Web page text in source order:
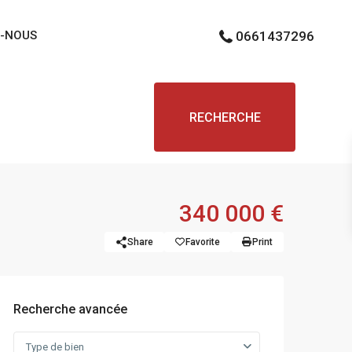
NOUS 0661437296
RECHERCHE
340 000 €
Share Favorite Print
Recherche avancée
Type de bien